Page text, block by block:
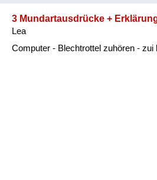
3 Mundartausdrücke +
Lea
Computer - Blechtrottel zuhören -